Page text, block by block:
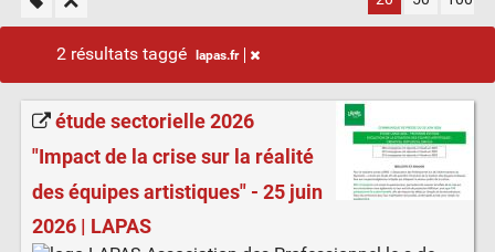
2 résultats taggé lapas.fr
étude sectorielle 2026
"Impact de la crise sur la réalité
des équipes artistiques" - 25 juin
2026 | LAPAS